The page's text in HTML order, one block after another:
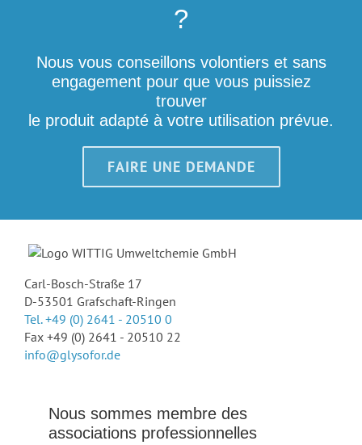
?
Nous vous conseillons volontiers et sans
engagement pour que vous puissiez
trouver
le produit adapté à votre utilisation prévue.
FAIRE UNE DEMANDE
Carl-Bosch-Straße 17
D-53501 Grafschaft-Ringen
Tel. +49 (0) 2641 - 20510 0
Fax +49 (0) 2641 - 20510 22
info@glysofor.de
Nous sommes membre des
associations professionnelles